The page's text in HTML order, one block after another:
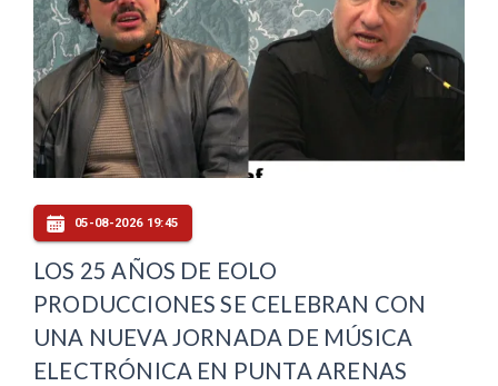
05-08-2026 19:45
LOS 25 AÑOS DE EOLO
PRODUCCIONES SE CELEBRAN CON
UNA NUEVA JORNADA DE MÚSICA
ELECTRÓNICA EN PUNTA ARENAS